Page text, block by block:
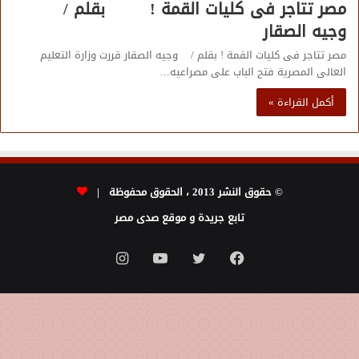
مصر تتاجر فى كليات القمة ! بقلم /
وجيه الصقار
مصر تتاجر فى كليات القمة ! بقلم / وجيه الصقار قررت وزارة التعليم
العالى المصرية فتح الباب على مصراعيه…
أكمل القراءة »
© حقوق النشر 2013 ، الحقوق محفوظة |
تابع جريدة و موقع صدى مصر
فيسبوك تويتر يوتيوبانستقرام